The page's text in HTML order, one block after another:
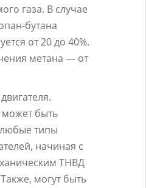
газа. В случае
бутана
от 20 до 40%.
метана — от
может быть
типы
начиная с
ТНВД
могут быть